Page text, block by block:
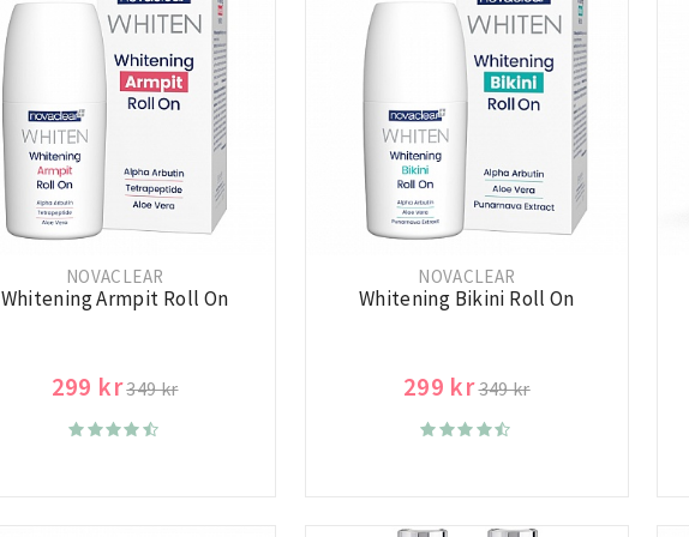
NOVACLEAR
Whitening Armpit Roll On
299 kr349 kr
NOVACLEAR
Whitening Bikini Roll On
299 kr349 kr